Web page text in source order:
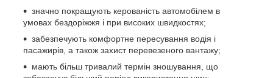
значно покращують керованість автомобілем в
умовах бездоріжжя і при високих швидкостях;
забезпечують комфортне пересування водія і
пасажирів, а також захист перевезеного вантажу;
мають більш тривалий термін зношування, що